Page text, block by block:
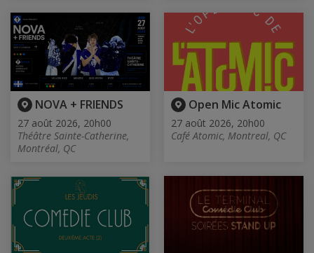
NOVA + FRIENDS
27 août 2026, 20h00
Théâtre Sainte-Catherine,
Montréal, QC
Open Mic Atomic
27 août 2026, 20h00
Café Atomic, Montreal, QC